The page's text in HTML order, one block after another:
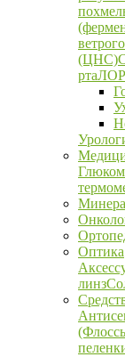
(ЦНС)
ртаЛОР
Оптика
линз